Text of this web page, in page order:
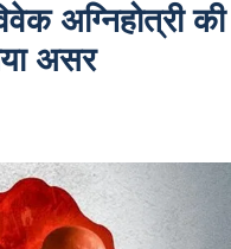
अग्निहोत्री की
असर